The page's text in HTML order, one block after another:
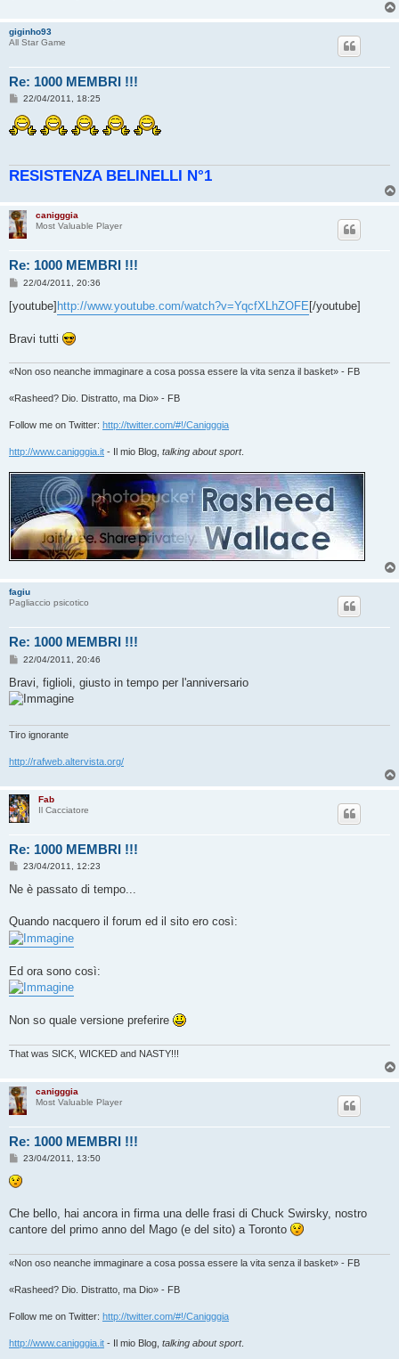
giginho93
All Star Game
Re: 1000 MEMBRI !!!
M
s
s
i
o
22/04/2011, 18:25
RESISTENZA BELINELLI N°1
canigggia
Most Valuable Player
Re: 1000 MEMBRI !!!
M
s
g
g
o
22/04/2011, 20:36
[youtube]http://www.youtube.com/watch?v=YqcfXLhZOFE[/youtube]
Bravi tutti
«Non oso neanche immaginare a cosa possa essere la vita senza il basket» - FB
«Rasheed? Dio. Distratto, ma Dio» - FB
Follow me on Twitter: http://twitter.com/#!/Canigggia
http://www.canigggia.it - Il mio Blog, talking about sport.
fagiu
Pagliaccio psicotico
Re: 1000 MEMBRI !!!
M
s
s
a
i
22/04/2011, 20:46
Bravi, figlioli, giusto in tempo per l'anniversario
Tiro ignorante
http://rafweb.altervista.org/
Fab
Il Cacciatore
Re: 1000 MEMBRI !!!
M
s
g
g
i
o
23/04/2011, 12:23
Ne è passato di tempo...
Quando nacquero il forum ed il sito ero così:
Ed ora sono così:
Non so quale versione preferire
That was SICK, WICKED and NASTY!!!
canigggia
Most Valuable Player
Re: 1000 MEMBRI !!!
M
s
s
g
i
23/04/2011, 13:50
Che bello, hai ancora in firma una delle frasi di Chuck Swirsky, nostro
cantore del primo anno del Mago (e del sito) a Toronto
«Non oso neanche immaginare a cosa possa essere la vita senza il basket» - FB
«Rasheed? Dio. Distratto, ma Dio» - FB
Follow me on Twitter: http://twitter.com/#!/Canigggia
http://www.canigggia.it - Il mio Blog, talking about sport.